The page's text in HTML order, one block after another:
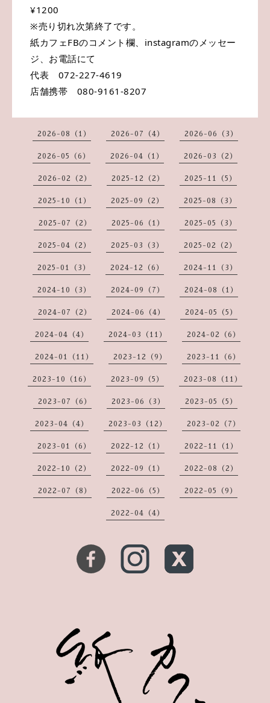
¥1200
※売り切れ次第終了です。
紙カフェFBのコメント欄、instagramのメッセー
ジ、お電話にて
代表　072-227-4619
店舗携帯　080-9161-8207
2026-08（1） 2026-07（4） 2026-06（3）
2026-05（6） 2026-04（1） 2026-03（2）
2026-02（2） 2025-12（2） 2025-11（5）
2025-10（1） 2025-09（2） 2025-08（3）
2025-07（2） 2025-06（1） 2025-05（3）
2025-04（2） 2025-03（3） 2025-02（2）
2025-01（3） 2024-12（6） 2024-11（3）
2024-10（3） 2024-09（7） 2024-08（1）
2024-07（2） 2024-06（4） 2024-05（5）
2024-04（4） 2024-03（11） 2024-02（6）
2024-01（11） 2023-12（9） 2023-11（6）
2023-10（16） 2023-09（5） 2023-08（11）
2023-07（6） 2023-06（3） 2023-05（5）
2023-04（4） 2023-03（12） 2023-02（7）
2023-01（6） 2022-12（1） 2022-11（1）
2022-10（2） 2022-09（1） 2022-08（2）
2022-07（8） 2022-06（5） 2022-05（9）
2022-04（4）